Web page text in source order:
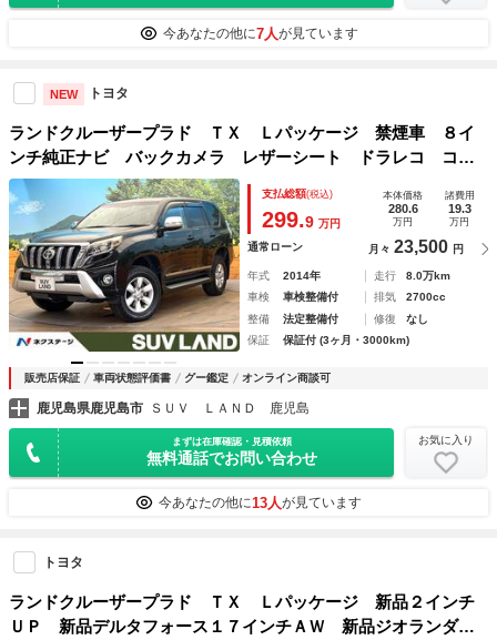
今あなたの他に7人が見ています
NEW トヨタ
ランドクルーザープラド ＴＸ Ｌパッケージ 禁煙車 ８イ
ンチ純正ナビ バックカメラ レザーシート ドラレコ コー
ナーセンサー スマートキー ＬＥＤヘッド ビルトインＥＴ
Ｃ クルコン オートライト デュアルエアコン Ｂｌｕｅｔ
ｏｏｔｈ
支払総額(税込)
299.9 万円
本体価格
280.6
万円
諸費用
19.3
万円
通常ローン 月々 23,500 円
年式 2014年 走行
8.0万km
車検
車検整備付 排気
2700cc
整備
法定整備付 修復
なし
保証
保証付 (3ヶ月・3000km)
販売店保証 車両状態評価書 グー鑑定 オンライン商談可
鹿児島県鹿児島市 ＳＵＶ ＬＡＮＤ 鹿児島
まずは在庫確認・見積依頼
無料通話でお問い合わせ
お気に入り
今あなたの他に13人が見ています
トヨタ
ランドクルーザープラド ＴＸ Ｌパッケージ 新品２インチ
ＵＰ 新品デルタフォース１７インチＡＷ 新品ジオランダー